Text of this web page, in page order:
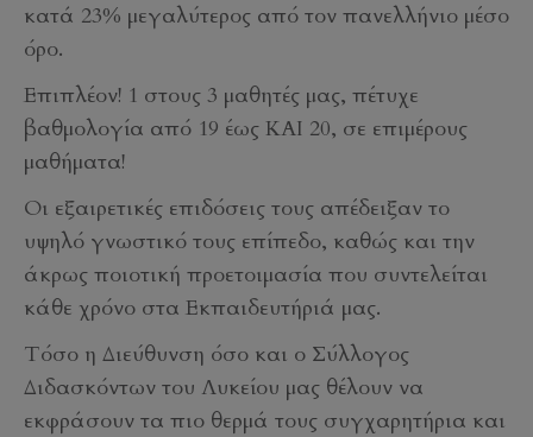
κατά 23% μεγαλύτερος από τον πανελλήνιο μέσο
όρο.
Επιπλέον! 1 στους 3 μαθητές μας, πέτυχε
βαθμολογία από 19 έως ΚΑΙ 20, σε επιμέρους
μαθήματα!
Οι εξαιρετικές επιδόσεις τους απέδειξαν το
υψηλό γνωστικό τους επίπεδο, καθώς και την
άκρως ποιοτική προετοιμασία που συντελείται
κάθε χρόνο στα Εκπαιδευτήριά μας.
Τόσο η Διεύθυνση όσο και ο Σύλλογος
Διδασκόντων του Λυκείου μας θέλουν να
εκφράσουν τα πιο θερμά τους συγχαρητήρια και